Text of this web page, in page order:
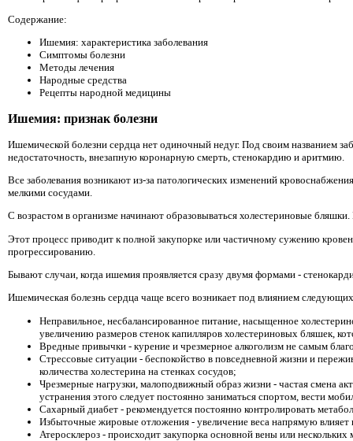
Содержание:
Ишемия: характеристика заболевания
Симптомы болезни
Методы лечения
Народные средства
Рецепты народной медицины
Ишемия: признак болезни
Ишемической болезни сердца нет одиночный недуг. Под своим названием
недостаточность, внезапную коронарную смерть, стенокардию и аритмию.
Все заболевания возникают из-за патологических изменений
мелкими сосудами.
С возрастом в организме начинают образовываться холестериновые
Этот процесс приводит к полной закупорке или частичному сужению
прогрессированию.
Бывают случаи, когда ишемия проявляется сразу двумя формами -
Ишемическая болезнь сердца чаще всего возникает под влиянием
Неправильное, несбалансированное питание, насыщенное
увеличению размеров стенок капилляров холестериновых бляшек,
Вредные привычки - курение и чрезмерное алкоголизм не самым
Стрессовые ситуации - беспокойство в повседневной жизни и
количества холестерина на стенках сосудов;
Чрезмерные нагрузки, малоподвижный образ жизни - частая смена
устранения этого следует постоянно заниматься спортом, вести
Сахарный диабет - рекомендуется постоянно контролировать
Избыточные жировые отложения - увеличение веса напрямую
Атеросклероз - происходит закупорка основной вены или нескольких